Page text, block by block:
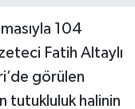
104
Fatih Altaylı
görülen
tutukluluk halinin